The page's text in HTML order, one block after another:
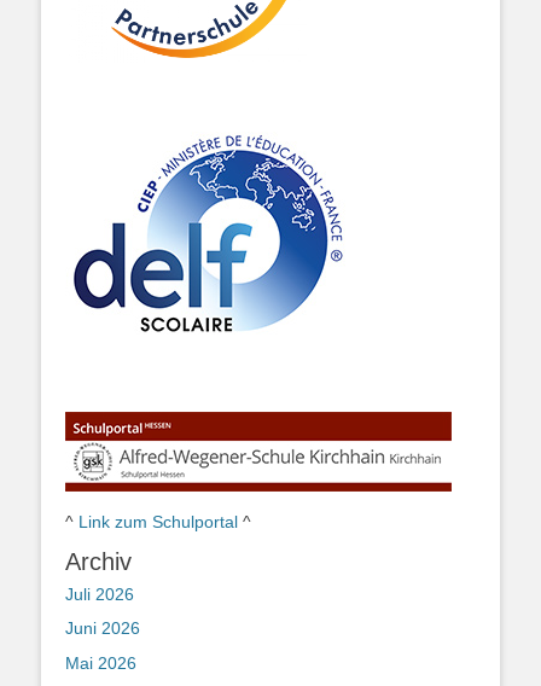
^ Link zum Schulportal ^
Archiv
Juli 2026
Juni 2026
Mai 2026